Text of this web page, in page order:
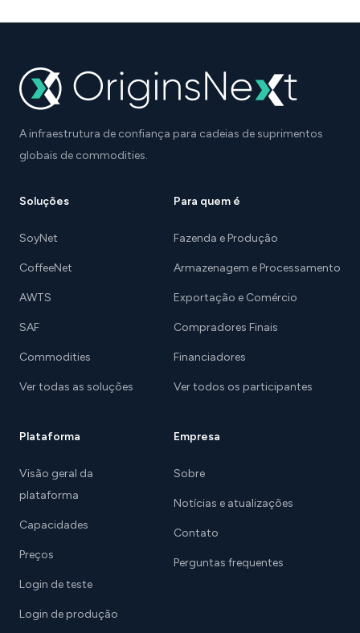
A infraestrutura de confiança para cadeias de suprimentos
globais de commodities.
Soluções
SoyNet
CoffeeNet
AWTS
SAF
Commodities
Ver todas as soluções
Para quem é
Fazenda e Produção
Armazenagem e Processamento
Exportação e Comércio
Compradores Finais
Financiadores
Ver todos os participantes
Plataforma
Visão geral da
plataforma
Capacidades
Preços
Login de teste
Login de produção
Empresa
Sobre
Notícias e atualizações
Contato
Perguntas frequentes